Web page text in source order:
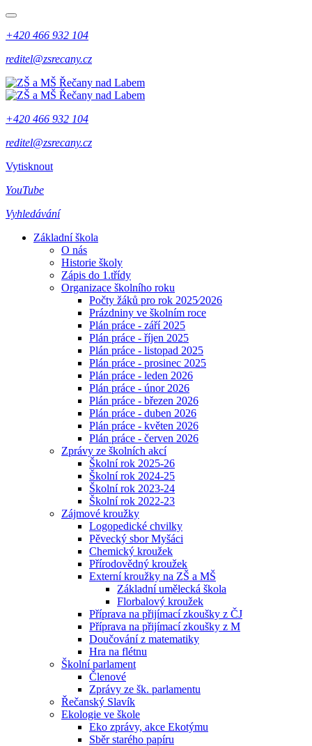
+420 466 932 104
reditel@zsrecany.cz
+420 466 932 104
reditel@zsrecany.cz
Vytisknout
YouTube
Vyhledávání
Základní škola
O nás
Historie školy
Zápis do 1.třídy
Organizace školního roku
Počty žáků pro rok 2025⁄2026
Prázdniny ve školním roce
Plán práce - září 2025
Plán práce - říjen 2025
Plán práce - listopad 2025
Plán práce - prosinec 2025
Plán práce - leden 2026
Plán práce - únor 2026
Plán práce - březen 2026
Plán práce - duben 2026
Plán práce - květen 2026
Plán práce - červen 2026
Zprávy ze školních akcí
Školní rok 2025-26
Školní rok 2024-25
Školní rok 2023-24
Školní rok 2022-23
Zájmové kroužky
Logopedické chvilky
Pěvecký sbor Myšáci
Chemický kroužek
Přírodovědný kroužek
Externí kroužky na ZŠ a MŠ
Základní umělecká škola
Florbalový kroužek
Příprava na přijímací zkoušky z ČJ
Příprava na přijímací zkoušky z M
Doučování z matematiky
Hra na flétnu
Školní parlament
Členové
Zprávy ze šk. parlamentu
Řečanský Slavík
Ekologie ve škole
Eko zprávy, akce Ekotýmu
Sběr starého papíru